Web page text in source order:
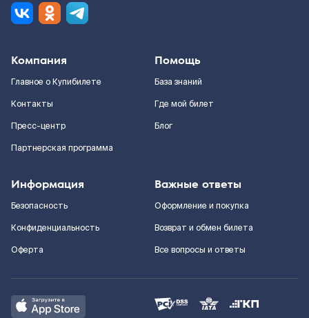
Компания
Главное о Купибилете
Контакты
Пресс-центр
Партнерская программа
Помощь
База знаний
Где мой билет
Блог
Информация
Безопасность
Конфиденциальность
Оферта
Важные ответы
Оформление и покупка
Возврат и обмен билета
Все вопросы и ответы